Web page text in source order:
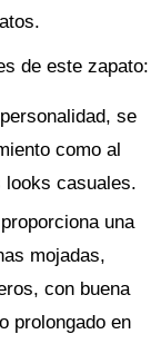
de este zapato:
se
como al
looks casuales.
una
mojadas,
con buena
prolongado en